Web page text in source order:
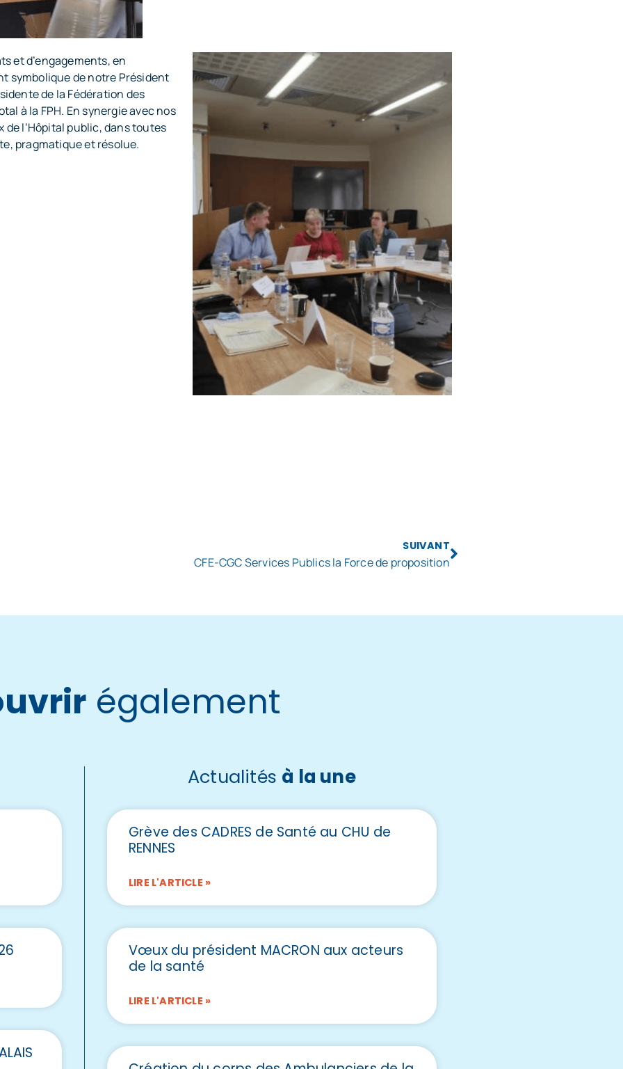
et d’engagements, en
symbolique de notre Président
de la Fédération des
à la FPH. En synergie avec nos
de l’Hôpital public, dans toutes
pragmatique et résolue.
SUIVANT
CFE-CGC Services Publics la Force de proposition
également
Actualités à la une
Grève des CADRES de Santé au CHU de
RENNES
LIRE L'ARTICLE »
Vœux du président MACRON aux acteurs
de la santé
LIRE L'ARTICLE »